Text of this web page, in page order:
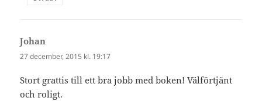
Johan
27 december, 2015 kl. 19:17
Stort grattis till ett bra jobb med boken! Välförtjänt
och roligt.